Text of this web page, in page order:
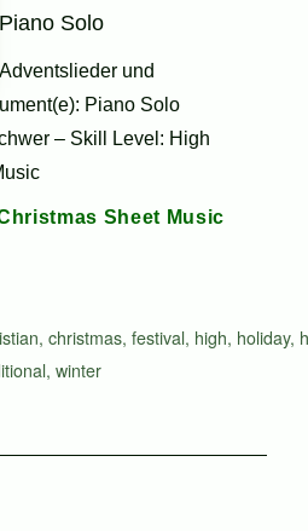
Piano Solo
Adventslieder und
Piano Solo
– Skill Level: High
Sheet Music
,christmas,festival, high, holiday,
,winter